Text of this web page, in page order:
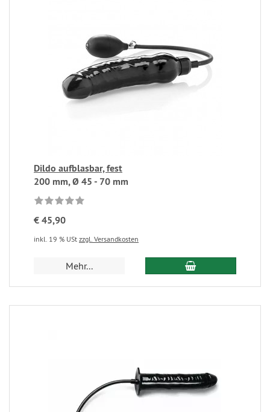
Dildo aufblasbar, fest
200 mm, Ø 45 - 70 mm
€ 45,90
inkl. 19 % USt zzgl. Versandkosten
Mehr...